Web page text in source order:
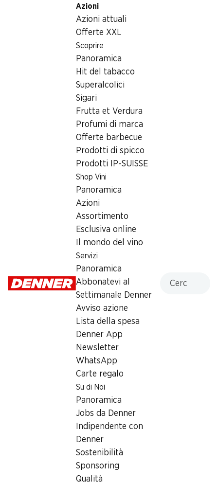
Azioni
Azioni attuali
Offerte XXL
Scoprire
Panoramica
Hit del tabacco
Superalcolici
Sigari
Frutta et Verdura
Profumi di marca
Offerte barbecue
Prodotti di spicco
Prodotti IP-SUISSE
Shop Vini
Panoramica
Azioni
Assortimento
Esclusiva online
Il mondo del vino
Servizi
Panoramica
Abbonatevi al
Settimanale Denner
Avviso azione
Lista della spesa
Denner App
Newsletter
WhatsApp
Carte regalo
Su di Noi
Panoramica
Jobs da Denner
Indipendente con
Denner
Sostenibilità
Sponsoring
Qualità
Generi alimentari
Ovetti di cioccolato pralinato Pasqua d'oro Ferrero Rocher
Ovetti di cioccolato pralinato
Pasqua d'oro Ferrero Rocher
ripieni di crema alle nocciole, 90 g
1022573
Altri clienti hanno acquistato
Croissants al cacao